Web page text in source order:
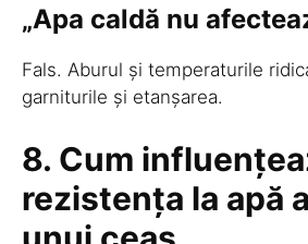
„Apa caldă nu
Fals. Aburul și temperaturile
garniturile și etanșarea.
8. Cum
rezistența la apă